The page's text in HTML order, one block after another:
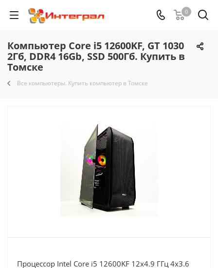
0
Компьютер Core i5 12600KF, GT 1030
2Гб, DDR4 16Gb, SSD 500Гб. Купить в
Томске
Все компьютеры. Купить компьютер в Томске
Процессор Intel Core i5 12600KF 12x4.9 ГГц 4x3.6